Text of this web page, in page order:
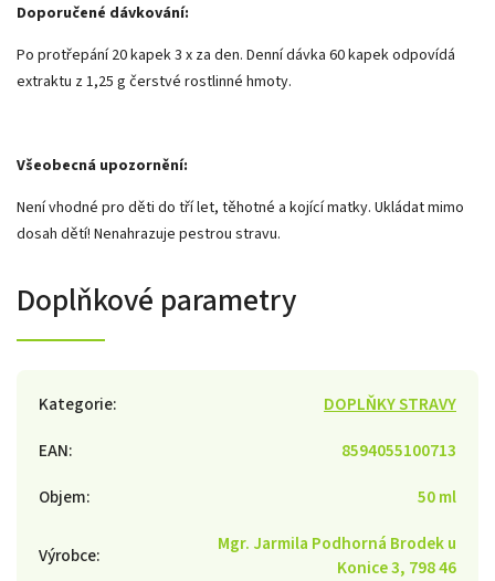
Doporučené dávkování:
Po protřepání 20 kapek 3 x za den. Denní dávka 60 kapek odpovídá
extraktu z 1,25 g čerstvé rostlinné hmoty.
Všeobecná upozornění:
Není vhodné pro děti do tří let, těhotné a kojící matky. Ukládat mimo
dosah dětí! Nenahrazuje pestrou stravu.
Doplňkové parametry
Kategorie:
DOPLŇKY STRAVY
EAN:
8594055100713
Objem: 50 ml
Výrobce:
Mgr. Jarmila Podhorná Brodek u
Konice 3, 798 46